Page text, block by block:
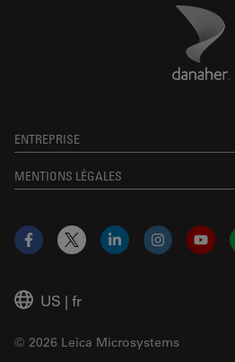
Danaher
ENTREPRISE
MENTIONS LÉGALES
US | fr
© 2026 Leica Microsystems
Facebook
X LinkedInInstagram